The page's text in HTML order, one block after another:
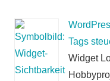
Tags
Widget